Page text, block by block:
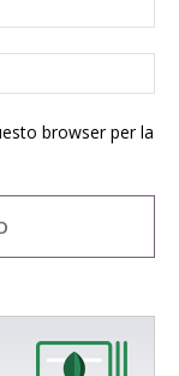
browser per la